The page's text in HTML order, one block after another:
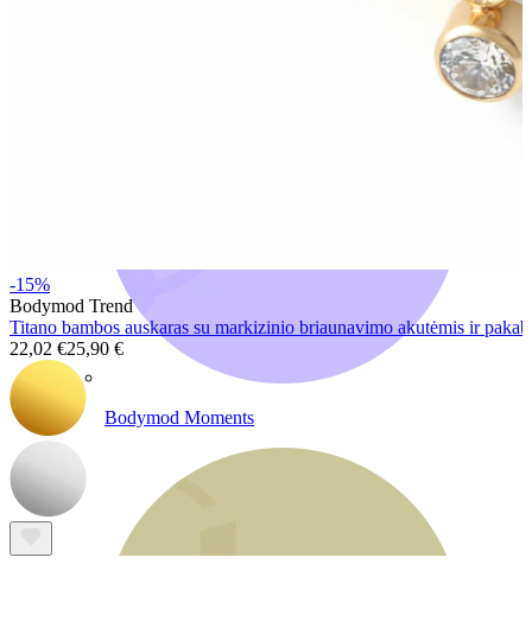
Bodymod Moments
-15%
Bodymod Trend
Titano bambos auskaras su markizinio briaunavimo akutėmis ir
22,02 €25,90 €